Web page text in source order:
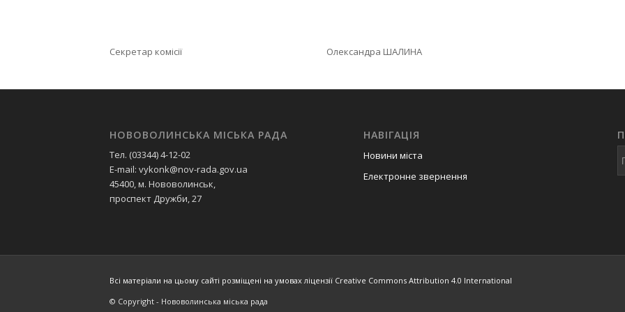
Секретар комісії Олександра ШАЛИНА
НОВОВОЛИНСЬКА МІСЬКА РАДА
Тел. (03344) 4-12-02
E-mail: vykonk@nov-rada.gov.ua
45400, м. Нововолинськ,
проспект Дружби, 27
НАВІГАЦІЯ
Новини міста
Електронне звернення
Всі матеріали на цьому сайті розміщені на умовах ліцензії Creative Commons Attribution 4.0 International
© Copyright - Нововолинська міська рада